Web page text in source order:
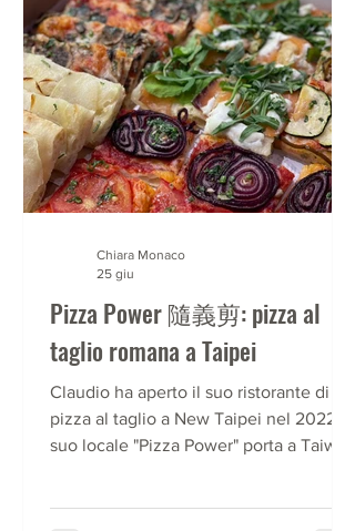
Pizza Power 隨義剪: pizza al
taglio romana a Taipei
Claudio ha aperto il suo ristorante di
pizza al taglio a New Taipei nel 2022. Il
suo locale "Pizza Power" porta a Taiwan
Chiara Monaco
25 giu